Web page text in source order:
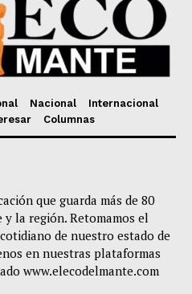
Nacional
Internacional
Columnas
que guarda más de 80
y la región. Retomamos el
de nuestro estado de
en nuestras plataformas
www.elecodelmante.com